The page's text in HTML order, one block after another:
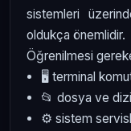
sistemleri
oldukça önemlidir.
Öğrenilmesi
🖥️ terminal
📂 dosya ve
⚙️ sistem